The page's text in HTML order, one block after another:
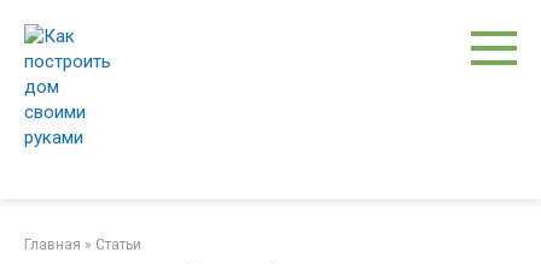
контенту
Главная » Статьи